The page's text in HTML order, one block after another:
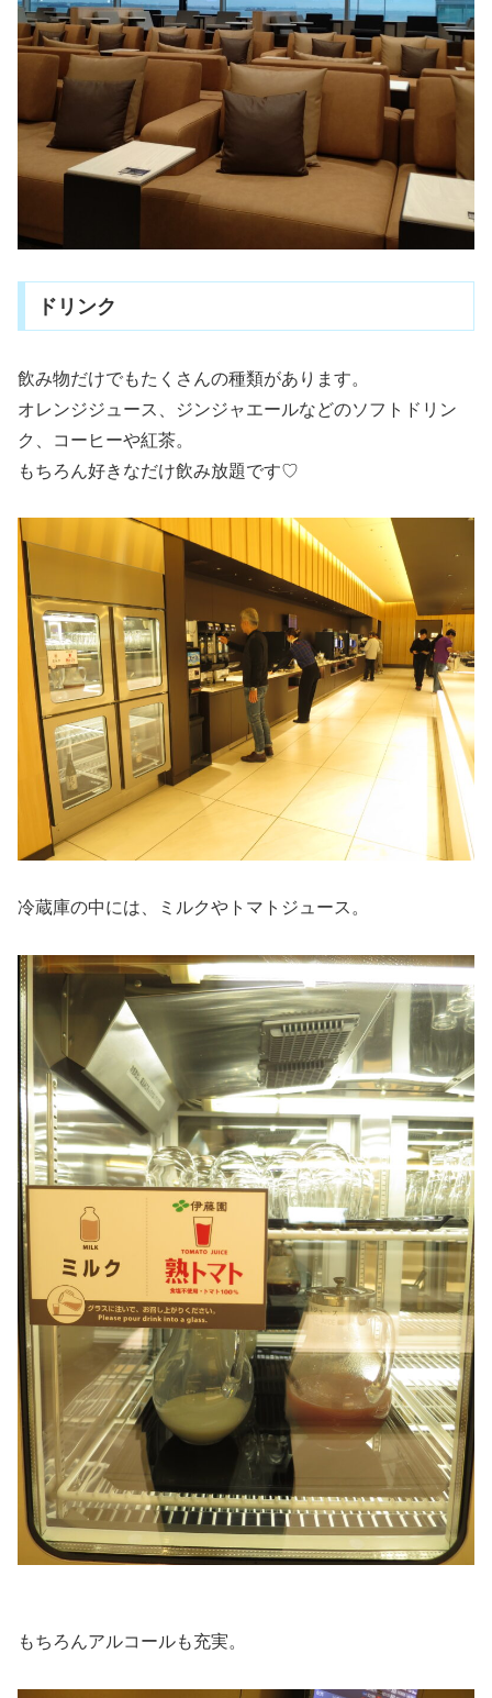
ドリンク
飲み物だけでもたくさんの種類があります。
オレンジジュース、ジンジャエールなどのソフトドリン
ク、コーヒーや紅茶。
もちろん好きなだけ飲み放題です♡
冷蔵庫の中には、ミルクやトマトジュース。
もちろんアルコールも充実。